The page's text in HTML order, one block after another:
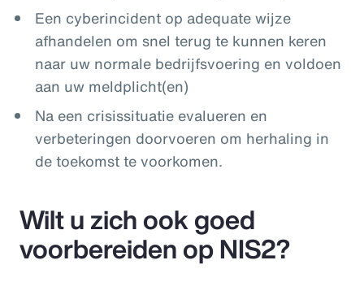
Een cyberincident op adequate wijze
afhandelen om snel terug te kunnen keren
naar uw normale bedrijfsvoering en voldoen
aan uw meldplicht(en)
Na een crisissituatie evalueren en
verbeteringen doorvoeren om herhaling in
de toekomst te voorkomen.
Wilt u zich ook goed
voorbereiden op NIS2?